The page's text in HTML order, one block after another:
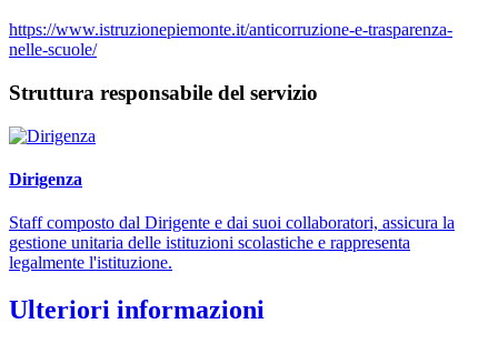
https://www.istruzionepiemonte.it/anticorruzione-e-trasparenza-
nelle-scuole/
Struttura responsabile del servizio
Dirigenza
Staff composto dal Dirigente e dai suoi collaboratori, assicura la
gestione unitaria delle istituzioni scolastiche e rappresenta
legalmente l'istituzione.
Ulteriori informazioni